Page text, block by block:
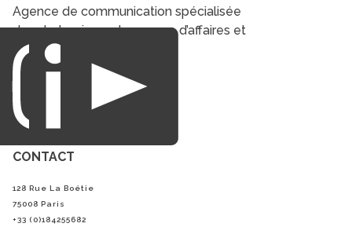
Agence de communication spécialisée
dans le tourisme du voyage d’affaires et
du loisirs.
CONTACT
128 Rue La Boétie
75008 Paris
+33 (0)184255682